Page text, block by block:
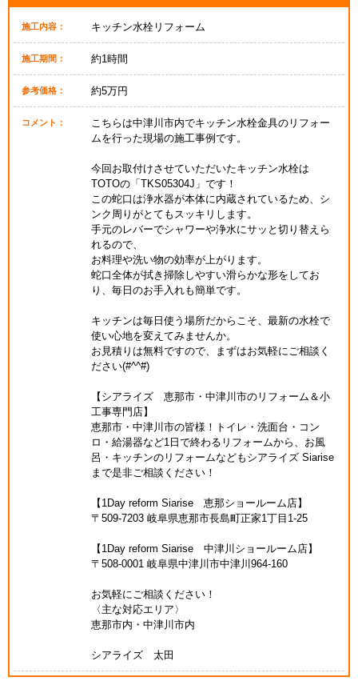
施工内容： キッチン水栓リフォーム
施工期間： 約1時間
参考価格： 約5万円
コメント：
こちらは中津川市内でキッチン水栓金具のリフォー
ムを行った現場の施工事例です。
今回お取付けさせていただいたキッチン水栓は
TOTOの「TKS05304J」です！
この蛇口は浄水器が本体に内蔵されているため、シ
ンク周りがとてもスッキリします。
手元のレバーでシャワーや浄水にサッと切り替えら
れるので、
お料理や洗い物の効率が上がります。
蛇口全体が拭き掃除しやすい滑らかな形をしてお
り、毎日のお手入れも簡単です。
キッチンは毎日使う場所だからこそ、最新の水栓で
使い心地を変えてみませんか。
お見積りは無料ですので、まずはお気軽にご相談く
ださい(#^^#)
【シアライズ 恵那市・中津川市のリフォーム＆小
工事専門店】
恵那市・中津川市の皆様！トイレ・洗面台・コン
ロ・給湯器など1日で終わるリフォームから、お風
呂・キッチンのリフォームなどもシアライズ Siarise
まで是非ご相談ください！
【1Day reform Siarise 恵那ショールーム店】
〒509-7203 岐阜県恵那市長島町正家1丁目1-25
【1Day reform Siarise 中津川ショールーム店】
〒508-0001 岐阜県中津川市中津川964-160
お気軽にご相談ください！
〈主な対応エリア〉
恵那市内・中津川市内
シアライズ 太田